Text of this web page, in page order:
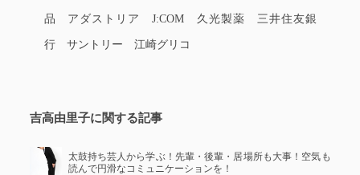
品 アダストリア J:COM 久光製薬 三井住友銀
行 サントリー 江崎グリコ
吉高由里子に関する記事
太鼓持ち芸人から学ぶ！先輩・後輩・居場所も大事！空気も
読んで円滑なコミュニケーションを！